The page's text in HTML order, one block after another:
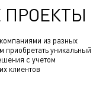
из разных
приобретать уникальный
с учетом
клиентов